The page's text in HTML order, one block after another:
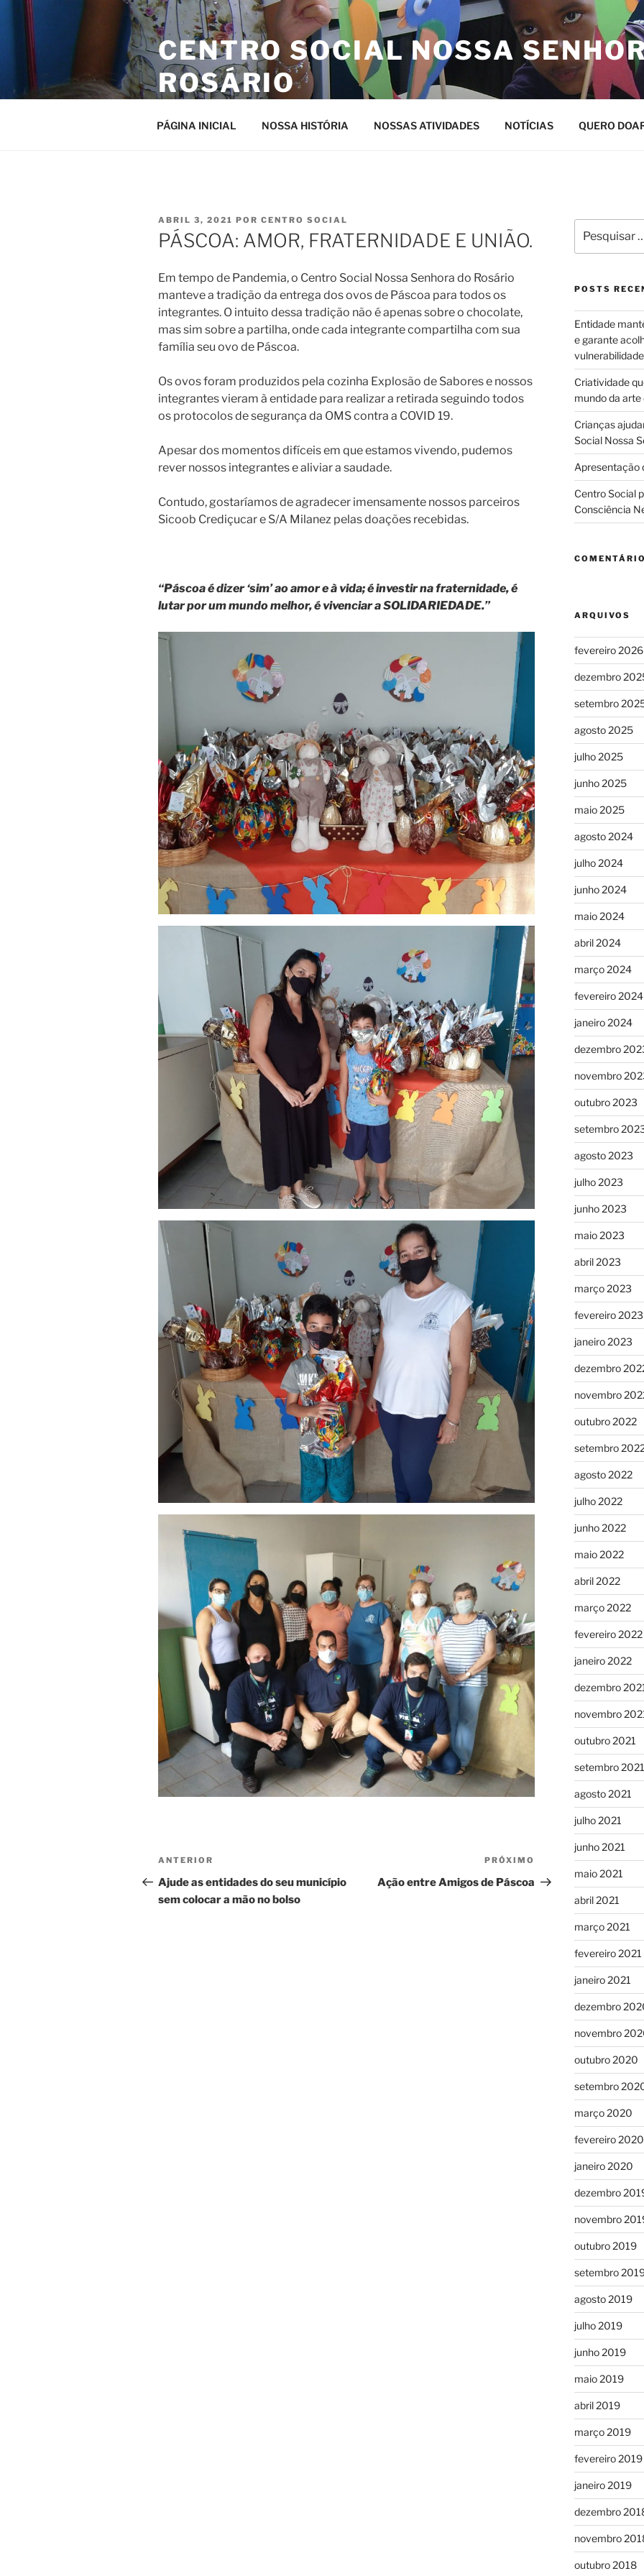
CENTRO SOCIAL NOSSA
ROSÁRIO
PÁGINA INICIAL NOSSA HISTÓRIA NOSSAS ATIVIDADES NOTÍCIAS QUERO
PUBLICADO
EM
ABRIL 3, 2021 POR CENTRO SOCIAL
PÁSCOA: AMOR, FRATERNIDADE E UNIÃO.
Em tempo de Pandemia, o Centro Social Nossa Senhora do Rosário
manteve a tradição da entrega dos ovos de Páscoa para todos os
integrantes. O intuito dessa tradição não é apenas sobre o chocolate,
mas sim sobre a partilha, onde cada integrante compartilha com sua
família seu ovo de Páscoa.
Os ovos foram produzidos pela cozinha Explosão de Sabores e nossos
integrantes vieram à entidade para realizar a retirada seguindo todos
os protocolos de segurança da OMS contra a COVID 19.
Apesar dos momentos difíceis em que estamos vivendo, pudemos
rever nossos integrantes e aliviar a saudade.
Contudo, gostaríamos de agradecer imensamente nossos parceiros
Sicoob Crediçucar e S/A Milanez pelas doações recebidas.
“Páscoa é dizer ‘sim’ ao amor e à vida; é investir na fraternidade, é
lutar por um mundo melhor, é vivenciar a SOLIDARIEDADE.”
Navegação
de
Post
Post
anterior
ANTERIOR
Ajude as entidades do seu município
sem colocar a mão no bolso
Próximo
post
PRÓXIMO
Ação entre Amigos de Páscoa
por:
POSTS
Entidade
e garante
vulnerabilidade
Criatividade
mundo da
Crianças
Social Nossa
Apresentação
Centro Social
Consciência
ARQUIVOS
fevereiro 2026
dezembro
setembro
agosto 2025
julho 2025
junho 2025
maio 2025
agosto 2024
julho 2024
junho 2024
maio 2024
abril 2024
março 2024
fevereiro 2024
janeiro 2024
dezembro
novembro
outubro 2023
setembro
agosto 2023
julho 2023
junho 2023
maio 2023
abril 2023
março 2023
fevereiro 2023
janeiro 2023
dezembro
novembro
outubro 2022
setembro
agosto 2022
julho 2022
junho 2022
maio 2022
abril 2022
março 2022
fevereiro 2022
janeiro 2022
dezembro
novembro
outubro 2021
setembro 2021
agosto 2021
julho 2021
junho 2021
maio 2021
abril 2021
março 2021
fevereiro 2021
janeiro 2021
dezembro
novembro
outubro 2020
setembro
março 2020
fevereiro 2020
janeiro 2020
dezembro
novembro
outubro 2019
setembro
agosto 2019
julho 2019
junho 2019
maio 2019
abril 2019
março 2019
fevereiro 2019
janeiro 2019
dezembro
novembro
outubro 2018